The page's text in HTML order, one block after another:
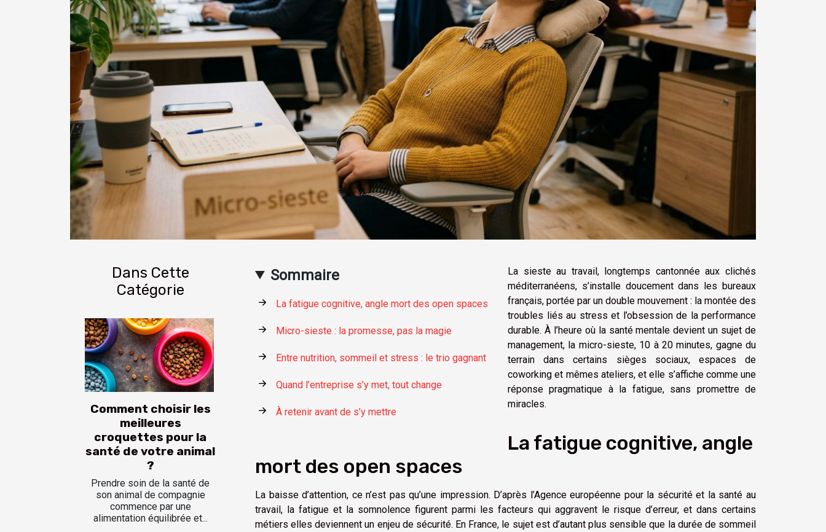
Dans Cette
Catégorie
Comment choisir les
meilleures
croquettes pour la
santé de votre animal
?
Prendre soin de la santé de
son animal de compagnie
commence par une
alimentation équilibrée et...
Sommaire
La fatigue cognitive, angle mort des open spaces
Micro-sieste : la promesse, pas la magie
Entre nutrition, sommeil et stress : le trio gagnant
Quand l’entreprise s’y met, tout change
À retenir avant de s’y mettre
La sieste au travail, longtemps cantonnée aux clichés
méditerranéens, s’installe doucement dans les bureaux
français, portée par un double mouvement : la montée des
troubles liés au stress et l’obsession de la performance
durable. À l’heure où la santé mentale devient un sujet de
management, la micro-sieste, 10 à 20 minutes, gagne du
terrain dans certains sièges sociaux, espaces de
coworking et mêmes ateliers, et elle s’affiche comme une
réponse pragmatique à la fatigue, sans promettre de
miracles.
La fatigue cognitive, angle
mort des open spaces
La baisse d’attention, ce n’est pas qu’une impression. D’après l’Agence européenne pour la sécurité et la santé au
travail, la fatigue et la somnolence figurent parmi les facteurs qui aggravent le risque d’erreur, et dans certains
métiers elles deviennent un enjeu de sécurité. En France, le sujet est d’autant plus sensible que la durée de sommeil